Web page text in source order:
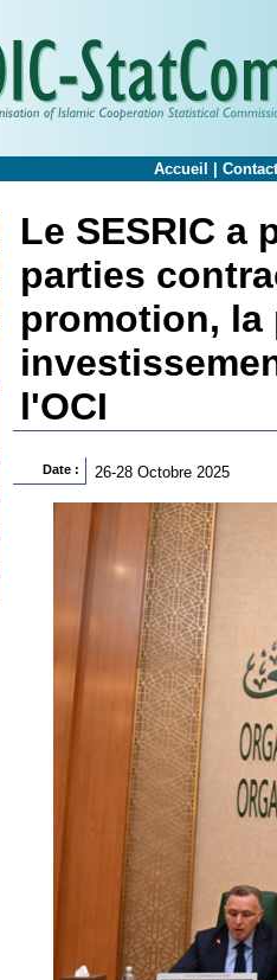
Accueil
Le SESRIC a
parties
promotion, la
l'OCI
Date : 26-28 Octobre 2025